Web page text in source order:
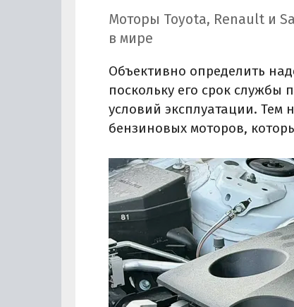
Моторы Toyota, Renault и
в мире
Объективно определить
поскольку его срок службы
условий эксплуатации. Тем
бензиновых моторов,